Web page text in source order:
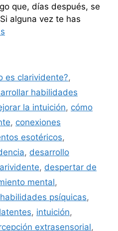
que, días después, se
alguna vez te has
es clarividente?,
habilidades
la intuición, cómo
, conexiones
esotéricos,
, desarrollo
, despertar de
mental,
habilidades psíquicas,
, intuición,
extrasensorial,